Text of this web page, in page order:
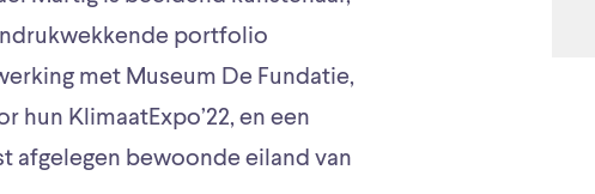
portfolio
met Museum De Fundatie,
hun KlimaatExpo’22, en een
afgelegen bewoonde eiland van